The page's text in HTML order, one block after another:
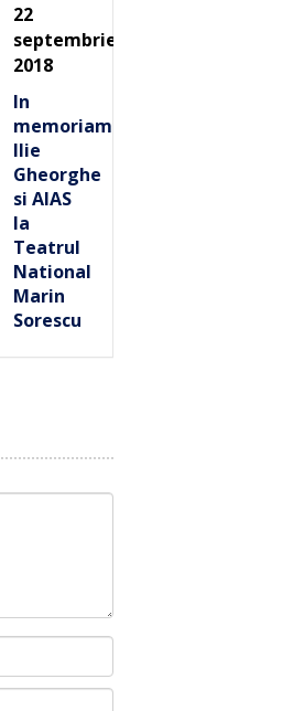
22
septembrie
2018
In
memoriam
Ilie
Gheorghe
si AIAS
la
Teatrul
National
Marin
Sorescu